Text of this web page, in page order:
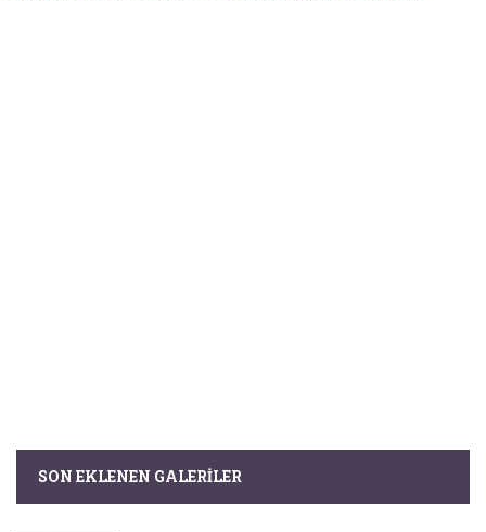
SON EKLENEN GALERILER